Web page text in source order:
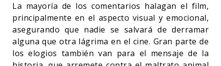
La mayoría de los comentarios halagan el film,
principalmente en el aspecto visual y emocional,
asegurando que nadie se salvará de derramar
alguna que otra lágrima en el cine. Gran parte de
los elogios también van para el mensaje de la